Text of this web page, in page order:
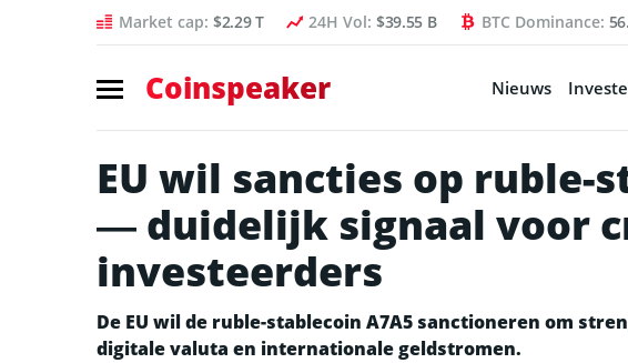
Market cap: $2.29 T 24H Vol: $39.55 B BTC Dominance:
Coinspeaker Nieuws
EU wil sancties op ruble-
— duidelijk signaal voor
investeerders
De EU wil de ruble-stablecoin A7A5 sanctioneren om
digitale valuta en internationale geldstromen.